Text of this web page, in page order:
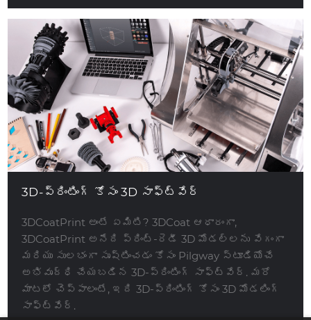
3D-ప్రింటింగ్ కోసం 3D సాఫ్ట్‌వేర్
3DCoatPrint అంటే ఏమిటి? 3DCoat ఆధారంగా,
3DCoatPrint అనేది ప్రింట్-రెడీ 3D మోడల్‌లను వేగంగా
మరియు సులభంగా సృష్టించడం కోసం Pilgway స్టూడియోచే
అభివృద్ధి చేయబడిన 3D-ప్రింటింగ్ సాఫ్ట్‌వేర్. మరో
మాటలో చెప్పాలంటే, ఇది 3D-ప్రింటింగ్ కోసం 3D మోడలింగ్
సాఫ్ట్‌వేర్.